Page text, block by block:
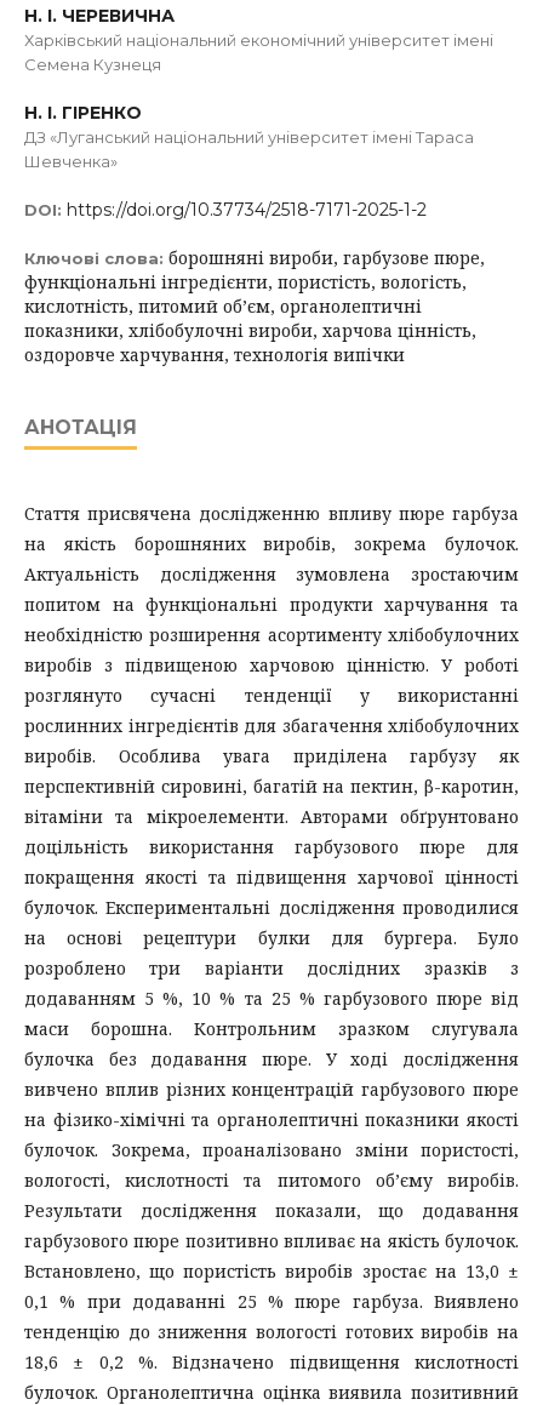
Н. І. ЧЕРЕВИЧНА
Харківський національний економічний університет імені
Семена Кузнеця
Н. І. ГІРЕНКО
ДЗ «Луганський національний університет імені Тараса
Шевченка»
DOI: https://doi.org/10.37734/2518-7171-2025-1-2
Ключові слова: борошняні вироби, гарбузове пюре,
функціональні інгредієнти, пористість, вологість,
кислотність, питомий об’єм, органолептичні
показники, хлібобулочні вироби, харчова цінність,
оздоровче харчування, технологія випічки
АНОТАЦІЯ
Стаття присвячена дослідженню впливу пюре гарбуза
на якість борошняних виробів, зокрема булочок.
Актуальність дослідження зумовлена зростаючим
попитом на функціональні продукти харчування та
необхідністю розширення асортименту хлібобулочних
виробів з підвищеною харчовою цінністю. У роботі
розглянуто сучасні тенденції у використанні
рослинних інгредієнтів для збагачення хлібобулочних
виробів. Особлива увага приділена гарбузу як
перспективній сировині, багатій на пектин, β-каротин,
вітаміни та мікроелементи. Авторами обґрунтовано
доцільність використання гарбузового пюре для
покращення якості та підвищення харчової цінності
булочок. Експериментальні дослідження проводилися
на основі рецептури булки для бургера. Було
розроблено три варіанти дослідних зразків з
додаванням 5 %, 10 % та 25 % гарбузового пюре від
маси борошна. Контрольним зразком слугувала
булочка без додавання пюре. У ході дослідження
вивчено вплив різних концентрацій гарбузового пюре
на фізико-хімічні та органолептичні показники якості
булочок. Зокрема, проаналізовано зміни пористості,
вологості, кислотності та питомого об’єму виробів.
Результати дослідження показали, що додавання
гарбузового пюре позитивно впливає на якість булочок.
Встановлено, що пористість виробів зростає на 13,0 ±
0,1 % при додаванні 25 % пюре гарбуза. Виявлено
тенденцію до зниження вологості готових виробів на
18,6 ± 0,2 %. Відзначено підвищення кислотності
булочок. Органолептична оцінка виявила позитивний